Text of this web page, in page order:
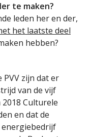
te maken?
leden her en der,
het laatste deel
hebben?
zijn dat er
van de vijf
Culturele
en dat de